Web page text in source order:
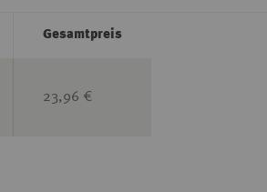
Gesamtpreis
23,96 €